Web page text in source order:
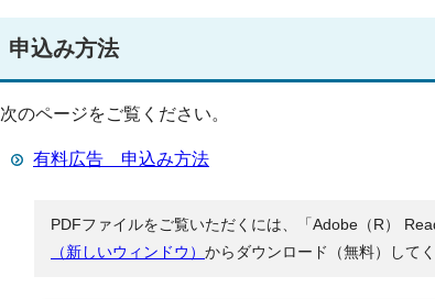
申込み方法
次のページをご覧ください。
有料広告 申込み方法
PDFファイルをご覧いただくには、「Adobe（R）
（新しいウィンドウ） からダウンロード（無料）してく